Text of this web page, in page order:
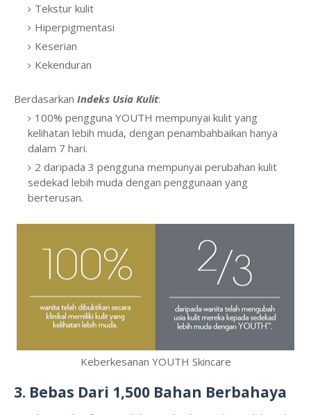
Tekstur kulit
Hiperpigmentasi
Keserian
Kekenduran
Berdasarkan Indeks Usia Kulit:
100% pengguna YOUTH mempunyai kulit yang
kelihatan lebih muda, dengan penambahbaikan hanya
dalam 7 hari.
2 daripada 3 pengguna mempunyai perubahan kulit
sedekad lebih muda dengan penggunaan yang
berterusan.
Keberkesanan YOUTH Skincare
3. Bebas Dari 1,500 Bahan Berbahaya